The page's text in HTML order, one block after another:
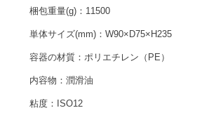
梱包重量(g)： 11500
単体サイズ(mm)：W90×D75×H235
容器の材質：ポリエチレン（PE）
内容物：潤滑油
粘度： ISO12